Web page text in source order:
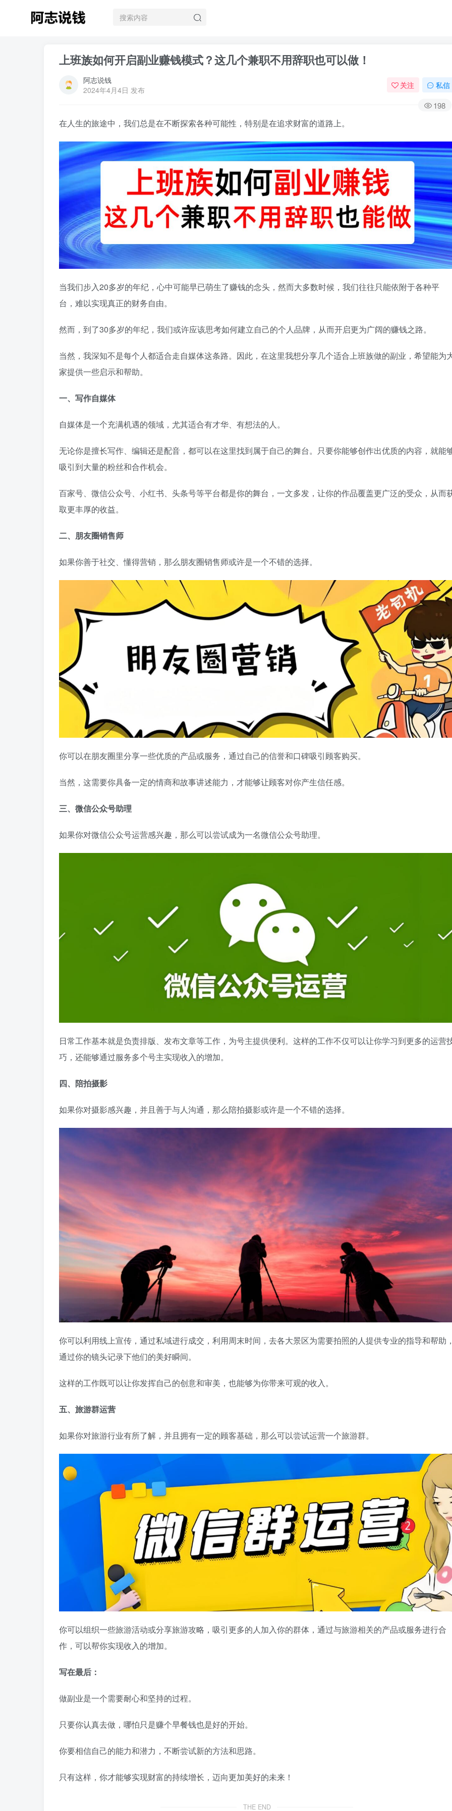
上班族如何开启副业赚钱模式？这几个兼职不用辞职也可以做！
阿志说钱
2024年4月4日 发布
关注 私信
198
在人生的旅途中，我们总是在不断探索各种可能性，特别是在追求财富的道路上。
当我们步入20多岁的年纪，心中可能早已萌生了赚钱的念头，然而大多数时候，我们往往只能依附于各种平
台，难以实现真正的财务自由。
然而，到了30多岁的年纪，我们或许应该思考如何建立自己的个人品牌，从而开启更为广阔的赚钱之路。
当然，我深知不是每个人都适合走自媒体这条路。因此，在这里我想分享几个适合上班族做的副业，希望能为
家提供一些启示和帮助。
一、写作自媒体
自媒体是一个充满机遇的领域，尤其适合有才华、有想法的人。
无论你是擅长写作、编辑还是配音，都可以在这里找到属于自己的舞台。只要你能够创作出优质的内容，就能
吸引到大量的粉丝和合作机会。
百家号、微信公众号、小红书、头条号等平台都是你的舞台，一文多发，让你的作品覆盖更广泛的受众，从而
取更丰厚的收益。
二、朋友圈销售师
如果你善于社交、懂得营销，那么朋友圈销售师或许是一个不错的选择。
你可以在朋友圈里分享一些优质的产品或服务，通过自己的信誉和口碑吸引顾客购买。
当然，这需要你具备一定的情商和故事讲述能力，才能够让顾客对你产生信任感。
三、微信公众号助理
如果你对微信公众号运营感兴趣，那么可以尝试成为一名微信公众号助理。
日常工作基本就是负责排版、发布文章等工作，为号主提供便利。这样的工作不仅可以让你学习到更多的运营
巧，还能够通过服务多个号主实现收入的增加。
四、陪拍摄影
如果你对摄影感兴趣，并且善于与人沟通，那么陪拍摄影或许是一个不错的选择。
你可以利用线上宣传，通过私域进行成交，利用周末时间，去各大景区为需要拍照的人提供专业的指导和帮助
通过你的镜头记录下他们的美好瞬间。
这样的工作既可以让你发挥自己的创意和审美，也能够为你带来可观的收入。
五、旅游群运营
如果你对旅游行业有所了解，并且拥有一定的顾客基础，那么可以尝试运营一个旅游群。
你可以组织一些旅游活动或分享旅游攻略，吸引更多的人加入你的群体，通过与旅游相关的产品或服务进行合
作，可以帮你实现收入的增加。
写在最后：
做副业是一个需要耐心和坚持的过程。
只要你认真去做，哪怕只是赚个早餐钱也是好的开始。
你要相信自己的能力和潜力，不断尝试新的方法和思路。
只有这样，你才能够实现财富的持续增长，迈向更加美好的未来！
THE END